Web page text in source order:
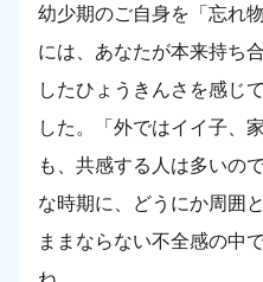
幼少期のご自身を「忘れ
には、あなたが本来持ち
したひょうきんさを感じ
した。「外ではイイ子、
も、共感する人は多いの
な時期に、どうにか周囲
ままならない不全感の中